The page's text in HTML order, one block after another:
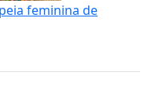
feminina de